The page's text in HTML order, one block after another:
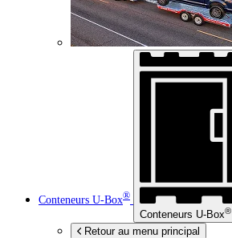
Conteneurs U-Box®
Conteneurs U-Box®
Retour au menu principal